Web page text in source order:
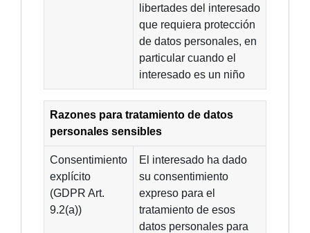
libertades del interesado
que requiera protección
de datos personales, en
particular cuando el
interesado es un niño
Razones para tratamiento de datos
personales sensibles
Consentimiento
explícito
(GDPR Art.
9.2(a))
El interesado ha dado
su consentimiento
expreso para el
tratamiento de esos
datos personales para